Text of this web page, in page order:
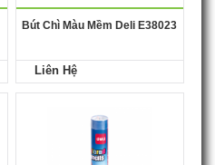
Bút Chì Màu Mềm Deli E38023
Liên Hệ